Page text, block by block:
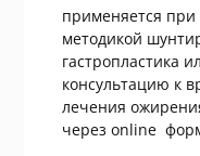
применяется
методикой
гастропластика
консультацию к
лечения
через online